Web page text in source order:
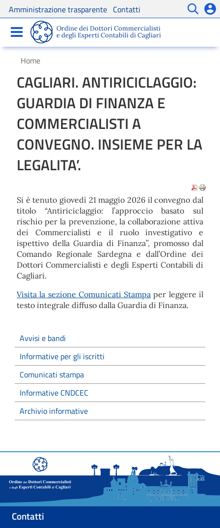
Amministrazione trasparente Contatti
Ordine dei Dottori Commercialisti
e degli Esperti Contabili di Cagliari
Servizi
Comunicazioni
Home
CAGLIARI. ANTIRICICLAGGIO:
GUARDIA DI FINANZA E
COMMERCIALISTI A
CONVEGNO. INSIEME PER LA
LEGALITA’.
Si è tenuto giovedì 21 maggio 2026 il convegno dal
titolo “Antiriciclaggio: l’approccio basato sul
rischio per la prevenzione, la collaborazione attiva
dei Commercialisti e il ruolo investigativo e
ispettivo della Guardia di Finanza”, promosso dal
Comando Regionale Sardegna e dall’Ordine dei
Dottori Commercialisti e degli Esperti Contabili di
Cagliari.
Visita la sezione Comunicati Stampa per leggere il
testo integrale diffuso dalla Guardia di Finanza.
Avvisi e bandi
Informative per gli iscritti
Comunicati stampa
Informative CNDCEC
Archivio informative
Contatti